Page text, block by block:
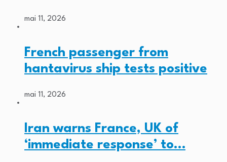
mai 11, 2026
French passenger from
hantavirus ship tests positive
mai 11, 2026
Iran warns France, UK of
‘immediate response’ to…